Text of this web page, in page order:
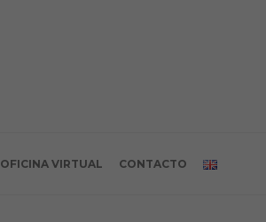
OFICINA VIRTUAL CONTACTO